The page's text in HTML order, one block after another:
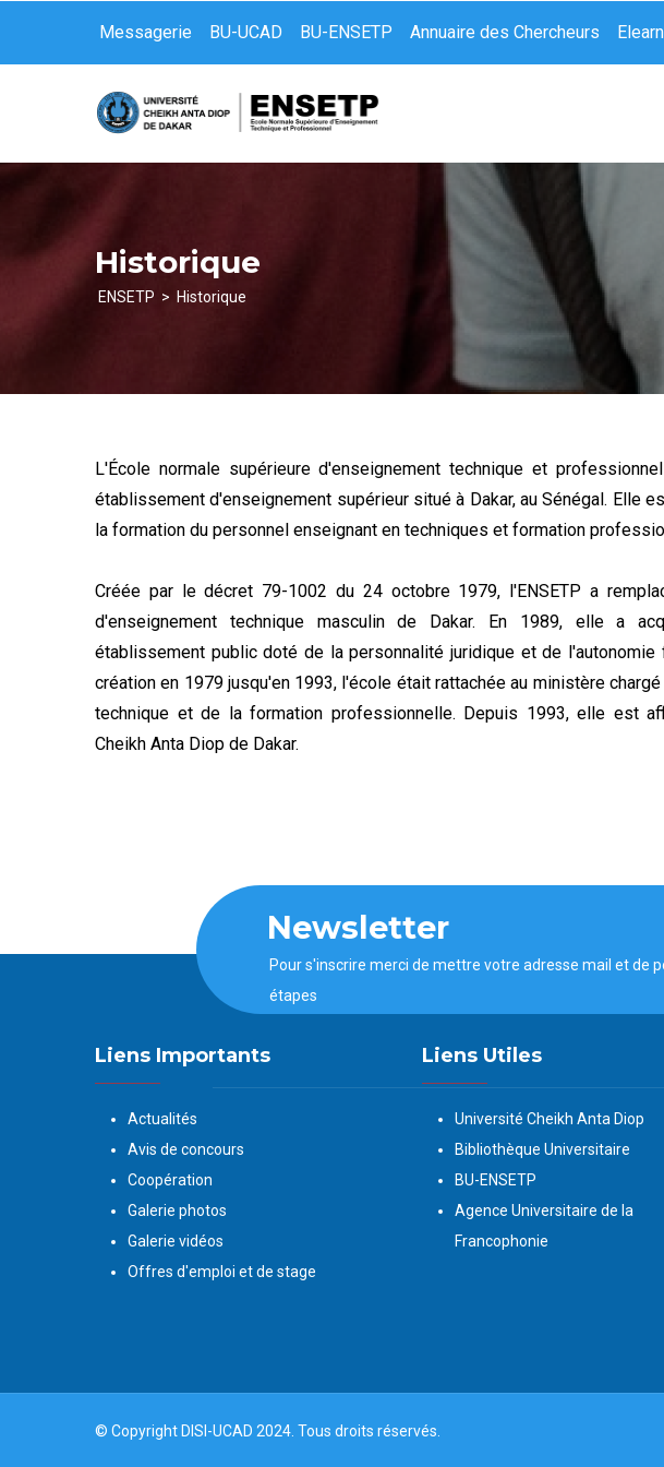
Messagerie BU-UCAD BU-ENSETP Annuaire des Chercheurs
Historique
ENSETP Historique
L'École normale supérieure d'enseignement technique et
établissement d'enseignement supérieur situé à Dakar, au Sénégal. Elle
la formation du personnel enseignant en techniques et formation
Créée par le décret 79-1002 du 24 octobre 1979, l'ENSETP a
d'enseignement technique masculin de Dakar. En 1989, elle a
établissement public doté de la personnalité juridique et de l'autonomie
création en 1979 jusqu'en 1993, l'école était rattachée au ministère
technique et de la formation professionnelle. Depuis 1993, elle est
Cheikh Anta Diop de Dakar.
Newsletter
Pour s'inscrire merci de mettre votre adresse mail et de
étapes
Liens Importants
Actualités
Avis de concours
Coopération
Galerie photos
Galerie vidéos
Offres d'emploi et de stage
Liens Utiles
Université Cheikh Anta Diop
Bibliothèque Universitaire
BU-ENSETP
Agence Universitaire de la
Francophonie
© Copyright DISI -UCAD 2024. Tous droits réservés.